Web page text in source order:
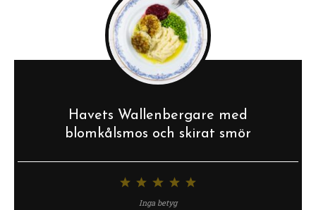
Havets Wallenbergare med
blomkålsmos och skirat smör
4
3
stjärnor
stjärnor
stjärna
Inga betyg